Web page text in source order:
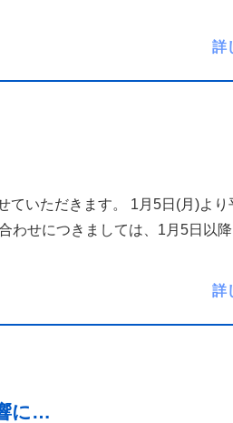
詳
ていただきます。 1月5日(月)より
わせにつきましては、1月5日以
詳
に…